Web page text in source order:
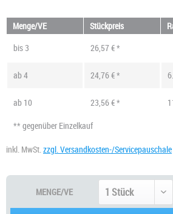
Menge/VE Stückpreis
bis 3 26,57 € *
ab4 24,76 € *
ab 10 23,56 € *
** gegenüber Einzelkauf
inkl. MwSt. zzgl. Versandkosten-/Servicepauschale
MENGE/VE